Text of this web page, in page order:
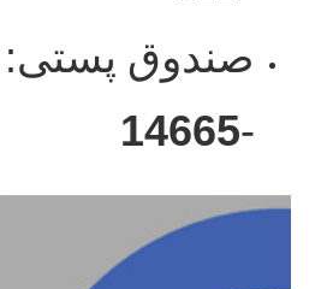
صندوق پستی:
14665